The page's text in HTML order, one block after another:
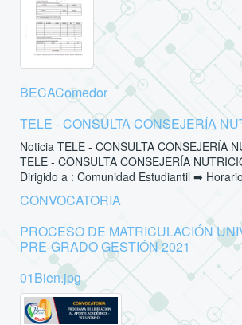
BECAComedor
TELE - CONSULTA CONSEJERÍA
Noticia TELE - CONSULTA CONSEJERÍA
TELE - CONSULTA CONSEJERÍA
Dirigido a : Comunidad Estudiantil ➡
CONVOCATORIA
PROCESO DE MATRICULACIÓN
PRE-GRADO GESTIÓN 2021
01Bien.jpg